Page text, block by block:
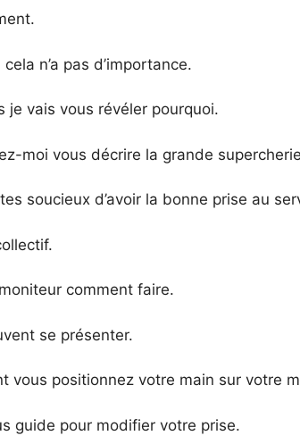
n’a pas d’importance.
je vais vous révéler pourquoi.
moi vous décrire la grande
soucieux d’avoir la bonne prise au
comment faire.
se présenter.
vous positionnez votre main sur votre
guide pour modifier votre prise.